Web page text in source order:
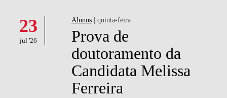
DOCENTES E INVESTIGAÇÃO
COMUNIDADE
LIFE AT NOVA SBE
WHAT'S HAPPENING
23
jul '26
Alunos| quinta-feira
Prova de
doutoramento da
Candidata Melissa
Ferreira